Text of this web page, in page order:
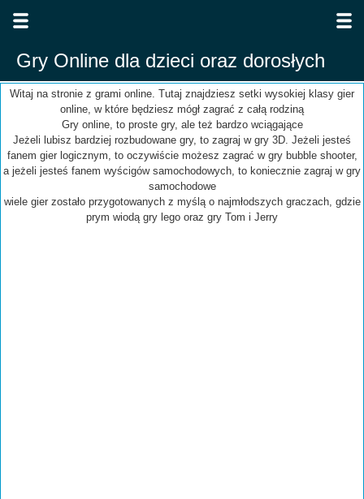
Gry Online dla dzieci oraz dorosłych
Witaj na stronie z grami online. Tutaj znajdziesz setki wysokiej klasy gier
online, w które będziesz mógł zagrać z całą rodziną
Gry online, to proste gry, ale też bardzo wciągające
Jeżeli lubisz bardziej rozbudowane gry, to zagraj w gry 3D. Jeżeli jesteś
fanem gier logicznym, to oczywiście możesz zagrać w gry bubble shooter,
a jeżeli jesteś fanem wyścigów samochodowych, to koniecznie zagraj w gry
samochodowe
wiele gier zostało przygotowanych z myślą o najmłodszych graczach, gdzie
prym wiodą gry lego oraz gry Tom i Jerry